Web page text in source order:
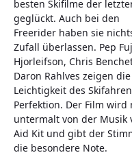
besten Skifilme der
geglückt. Auch bei den
Freerider haben sie
Zufall überlassen. Pep
Hjorleifson, Chris
Daron Rahlves zeigen die
Leichtigkeit des
Perfektion. Der Film wird
untermalt von der Musik
Aid Kit und gibt der
die besondere Note.